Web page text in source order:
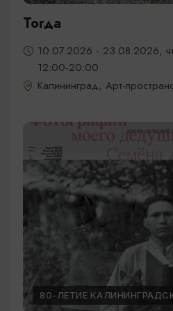
Тогда
10.07.2026 - 23.08.2026,
12:00-20:00
Калининград, Арт-
80-ЛЕТИЕ